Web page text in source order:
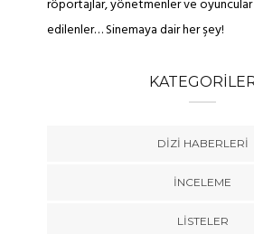
röportajlar, yönetmenler ve oyuncular
edilenler… Sinemaya dair her şey!
DIZI HABERLERI
İNCELEME
LISTELER